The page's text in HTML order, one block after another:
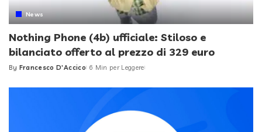
News
Nothing Phone (4b) ufficiale: Stiloso e
bilanciato offerto al prezzo di 329 euro
Posted
By Francesco D'Accico 6 Min per Leggere